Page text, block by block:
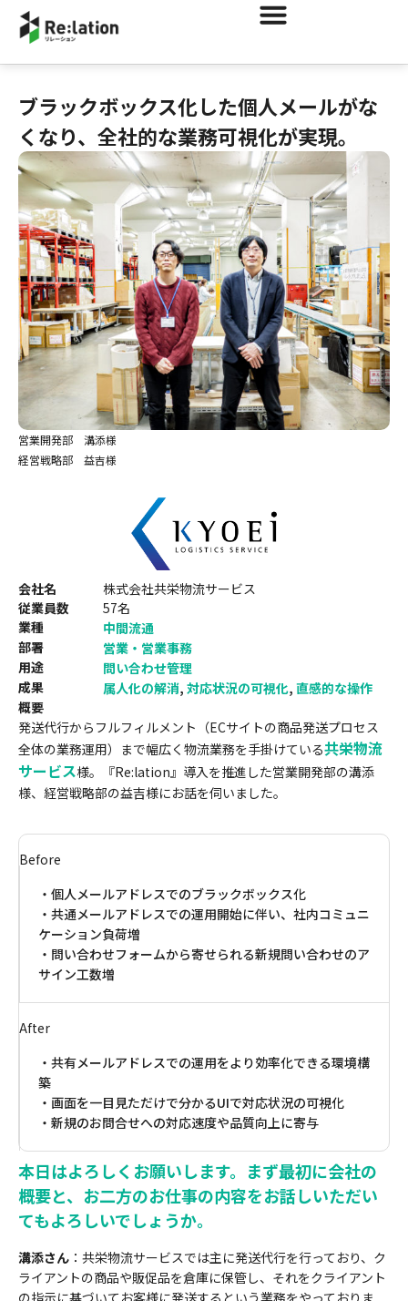
ブラックボックス化した個人メールがな
くなり、全社的な業務可視化が実現。
営業開発部 溝添様
経営戦略部 益吉様
会社名
株式会社共栄物流サービス
従業員数
57名
業種
中間流通
部署
営業・営業事務
用途
問い合わせ管理
成果
属人化の解消, 対応状況の可視化, 直感的な操作
概要
発送代行からフルフィルメント（ECサイトの商品発送プロセス
全体の業務運用）まで幅広く物流業務を手掛けている共栄物流
サービス様。『Re:lation』導入を推進した営業開発部の溝添
様、経営戦略部の益吉様にお話を伺いました。
Before
・個人メールアドレスでのブラックボックス化
・共通メールアドレスでの運用開始に伴い、社内コミュニ
ケーション負荷増
・問い合わせフォームから寄せられる新規問い合わせのア
サイン工数増
After
・共有メールアドレスでの運用をより効率化できる環境構
築
・画面を一目見ただけで分かるUIで対応状況の可視化
・新規のお問合せへの対応速度や品質向上に寄与
本日はよろしくお願いします。まず最初に会社の
概要と、お二方のお仕事の内容をお話しいただい
てもよろしいでしょうか。
溝添さん ：共栄物流サービスでは主に発送代行を行っており、ク
ライアントの商品や販促品を倉庫に保管し、それをクライアント